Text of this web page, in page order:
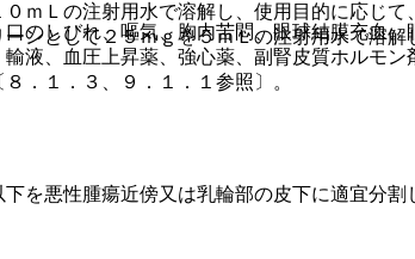
しびれ、嘔気、胸内苦悶、眼球結膜充血
液、血圧上昇薬、強心薬、副腎皮質ホルモ
．１．３、９．１．１参照〕。
Ｌの注射用水で溶解し、使用目的に応じ
ンとして２５ｍｇを５ｍＬの注射用水で溶
を悪性腫瘍近傍又は乳輪部の皮下に適宜分割